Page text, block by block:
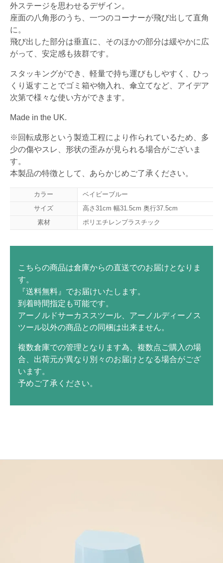
外ステージを思わせるデザイン。
座面の八角形のうち、一つのコーナーが飛び出して直角
に。
飛び出した部分は垂直に、そのほかの部分は緩やかに広
がって、安定感も抜群です。
スタッキングができ、軽量で持ち運びもしやすく、ひっ
くり返すことでゴミ箱や物入れ、傘立てなど、アイデア
次第で様々な使い方ができます。
Made in the UK.
※回転成形という製造工程により作られているため、多
少の傷やスレ、形状の歪みが見られる場合がございま
す。
本製品の特徴として、あらかじめご了承ください。
カラー
ベイビーブルー
サイズ
高さ31cm 幅31.5cm 奥行37.5cm
素材
ポリエチレンプラスチック
こちらの商品は倉庫からの直送でのお届けとなりま
す。
『送料無料』でお届けいたします。
到着時間指定も可能です。
アーノルドサーカススツール、アーノルディーノス
ツール以外の商品との同梱は出来ません。
複数倉庫での管理となります為、複数点ご購入の場
合、出荷元が異なり別々のお届けとなる場合がござ
います。
予めご了承ください。